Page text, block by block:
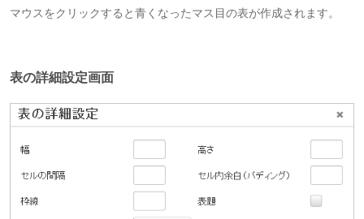
マウスをクリックすると青くなったマス目の表が作成されます。
表の詳細設定画面